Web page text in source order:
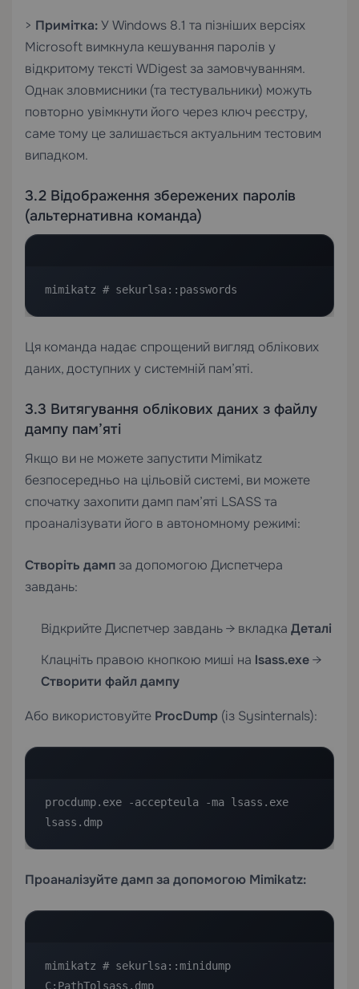
> Примітка:У Windows 8.1 та пізніших версіях
Microsoft вимкнула кешування паролів у
відкритому тексті WDigest за замовчуванням.
Однак зловмисники (та тестувальники) можуть
повторно увімкнути його через ключ реєстру,
саме тому це залишається актуальним тестовим
випадком.
3.2 Відображення збережених паролів
(альтернативна команда)
mimikatz # sekurlsa::passwords
Ця команда надає спрощений вигляд облікових
даних, доступних у системній пам’яті.
3.3 Витягування облікових даних з файлу
дампу пам’яті
Якщо ви не можете запустити Mimikatz
безпосередньо на цільовій системі, ви можете
спочатку захопити дамп пам’яті LSASS та
проаналізувати його в автономному режимі:
Створіть дамп за допомогою Диспетчера
завдань:
Відкрийте Диспетчер завдань → вкладка Деталі
Клацніть правою кнопкою миші на lsass.exe→
Створити файл дампу
Або використовуйте ProcDump (із Sysinternals):
procdump.exe -accepteula -ma lsass.exe
lsass.dmp
Проаналізуйте дамп за допомогою Mimikatz:
mimikatz # sekurlsa::minidump
C:PathTolsass.dmp